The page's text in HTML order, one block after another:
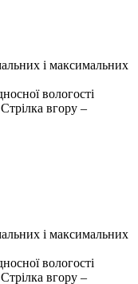
і максимальних
вологості
вгору –
і максимальних
вологості
вгору –